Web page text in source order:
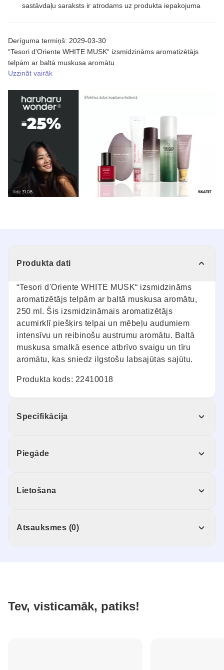
Derīguma termiņš: 2029-03-30
“Tesori d'Oriente WHITE MUSK“ izsmidzināms aromatizētājs
telpām ar baltā muskusa aromātu
Uzzināt vairāk
sastāvdaļu saraksts ir atrodams uz produkta iepakojuma
Produkta dati
“Tesori d'Oriente WHITE MUSK“ izsmidzināms
aromatizētājs telpām ar baltā muskusa aromātu,
250 ml. Šis izsmidzināmais aromatizētājs
acumirklī piešķirs telpai un mēbeļu audumiem
intensīvu un reibinošu austrumu aromātu. Baltā
muskusa smalkā esence atbrīvo svaigu un tīru
aromātu, kas sniedz ilgstošu labsajūtas sajūtu.
Produkta kods: 22410018
Specifikācija
Piegāde
Lietošana
Atsauksmes (0)
Tev, visticamāk, patiks!